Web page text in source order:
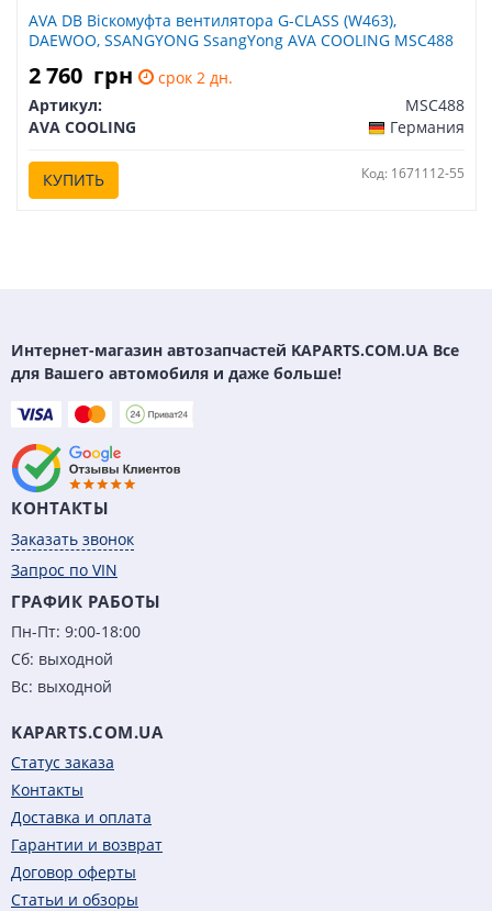
AVA DB Віскомуфта вентилятора G-CLASS (W463),
DAEWOO, SSANGYONG SsangYong AVA COOLING MSC488
2 760 грн
срок 2 дн.
Артикул:
MSC488
AVA COOLING
Германия
КУПИТЬ Код: 1671112-55
Интернет-магазин автозапчастей KAPARTS.COM.UA Все
для Вашего автомобиля и даже больше!
КОНТАКТЫ
Заказать звонок
Запрос по VIN
ГРАФИК РАБОТЫ
Пн-Пт: 9:00-18:00
Сб: выходной
Вс: выходной
KAPARTS.COM.UA
Статус заказа
Контакты
Доставка и оплата
Гарантии и возврат
Договор оферты
Статьи и обзоры